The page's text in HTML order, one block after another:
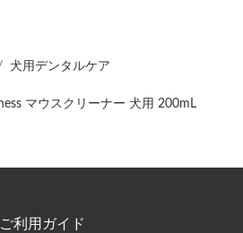
犬用デンタルケア
マウスクリーナー 犬用 200mL
ご利用ガイド